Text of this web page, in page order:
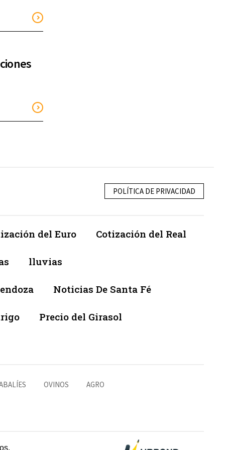
POLÍTICA DE PRIVACIDAD
del Euro Cotización del Real
lluvias
Noticias De Santa Fé
Precio del Girasol
OVINOS AGRO